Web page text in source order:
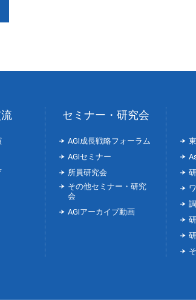
セミナー・研究会
AGI成長戦略フォーラム
AGIセミナー
所員研究会
その他セミナー・研究
会
AGIアーカイブ動画